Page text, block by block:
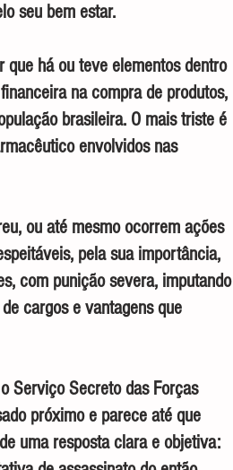
seu bem estar.
há ou teve elementos dentro
na compra de produtos,
brasileira. O mais triste é
envolvidos nas
ou até mesmo ocorrem ações
pela sua importância,
com punição severa, imputando
cargos e vantagens que
Serviço Secreto das Forças
próximo e parece até que
uma resposta clara e objetiva: